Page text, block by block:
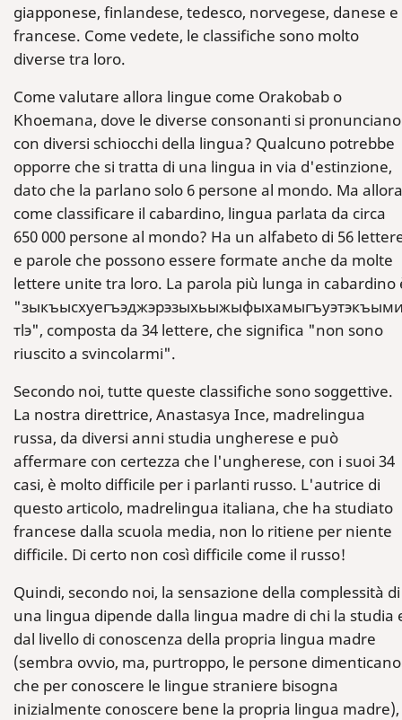
giapponese, finlandese, tedesco, norvegese, danese e
francese. Come vedete, le classifiche sono molto
diverse tra loro.
Come valutare allora lingue come Orakobab o
Khoemana, dove le diverse consonanti si pronunciano
con diversi schiocchi della lingua? Qualcuno potrebbe
opporre che si tratta di una lingua in via d'estinzione,
dato che la parlano solo 6 persone al mondo. Ma allora
come classificare il cabardino, lingua parlata da circa
650 000 persone al mondo? Ha un alfabeto di 56
e parole che possono essere formate anche da molte
lettere unite tra loro. La parola più lunga in cabardino
тlэ", composta da 34 lettere, che significa "non sono
riuscito a svincolarmi".
Secondo noi, tutte queste classifiche sono soggettive.
La nostra direttrice, Anastasya Ince, madrelingua
russa, da diversi anni studia ungherese e può
affermare con certezza che l'ungherese, con i suoi 34
casi, è molto difficile per i parlanti russo. L'autrice di
questo articolo, madrelingua italiana, che ha studiato
francese dalla scuola media, non lo ritiene per niente
difficile. Di certo non così difficile come il russo!
Quindi, secondo noi, la sensazione della complessità di
una lingua dipende dalla lingua madre di chi la studia
dal livello di conoscenza della propria lingua madre
(sembra ovvio, ma, purtroppo, le persone dimenticano
che per conoscere le lingue straniere bisogna
inizialmente conoscere bene la propria lingua madre),